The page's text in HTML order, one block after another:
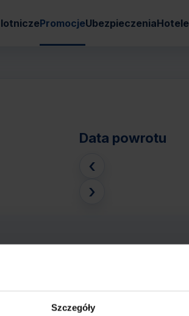
Szczegóły
PromocjeUbezpieczeniaHotele
Data powrotu
‹
›
(IST)